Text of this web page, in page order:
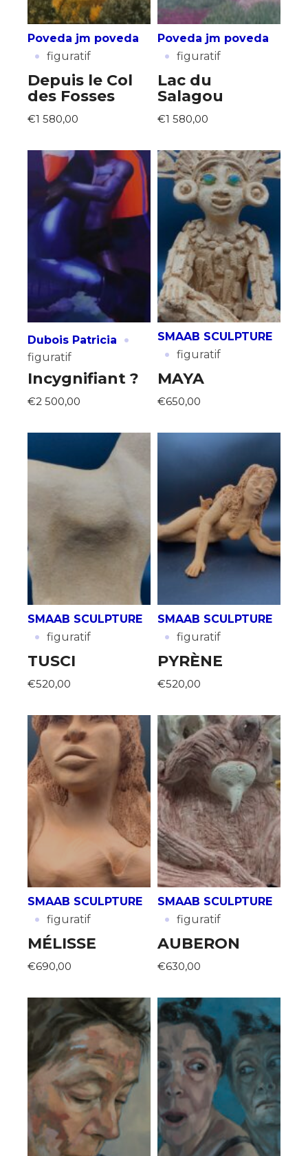
Poveda jm poveda
· figuratif
Depuis le Col
des Fosses
€1 580,00
Poveda jm poveda
· figuratif
Lac du
Salagou
€1 580,00
Dubois Patricia ·
figuratif
Incygnifiant ?
€2 500,00
SMAAB SCULPTURE
· figuratif
MAYA
€650,00
SMAAB SCULPTURE
· figuratif
TUSCI
€520,00
SMAAB SCULPTURE
· figuratif
PYRÈNE
€520,00
SMAAB SCULPTURE
· figuratif
MÉLISSE
€690,00
SMAAB SCULPTURE
· figuratif
AUBERON
€630,00